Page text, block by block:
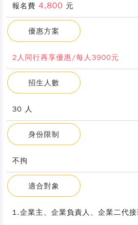
報名費 4,800 元
優惠方案
2人同行再享優惠/每人3900元
招生人數
30 人
身份限制
不拘
適合對象
1.企業主、企業負責人、企業二代